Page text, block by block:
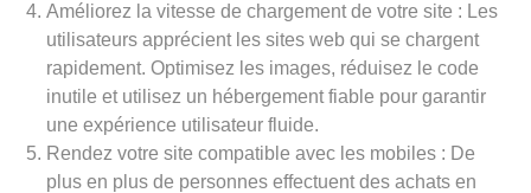
Améliorez la vitesse de chargement de votre site : Les
utilisateurs apprécient les sites web qui se chargent
rapidement. Optimisez les images, réduisez le code
inutile et utilisez un hébergement fiable pour garantir
une expérience utilisateur fluide.
Rendez votre site compatible avec les mobiles : De
plus en plus de personnes effectuent des achats en